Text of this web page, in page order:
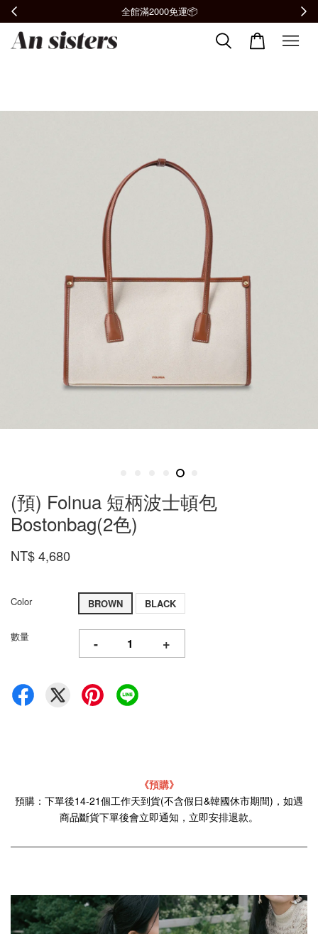
全館滿2000免運📦
(預) Folnua 短柄波士頓包
Bostonbag(2色)
NT$ 4,680
Color BROWN BLACK
數量 - +
《預購》
預購：下單後14-21個工作天到貨(不含假日&韓國休市期間)，如遇
商品斷貨下單後會立即通知，立即安排退款。